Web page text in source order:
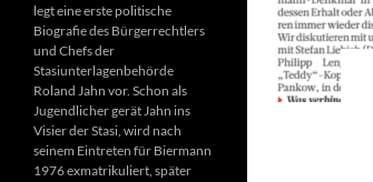
legt eine erste politische
Biografie des Bürgerrechtlers
und Chefs der
Stasiunterlagenbehörde
Roland Jahn vor. Schon als
Jugendlicher gerät Jahn ins
Visier der Stasi, wird nach
seinem Eintreten für Biermann
1976 exmatrikuliert, später